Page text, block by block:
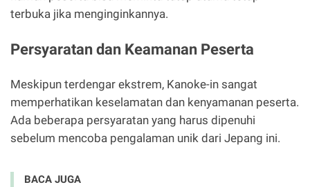
terbuka jika menginginkannya.
Persyaratan dan Keamanan Peserta
Meskipun terdengar ekstrem, Kanoke-in sangat
memperhatikan keselamatan dan kenyamanan peserta.
Ada beberapa persyaratan yang harus dipenuhi
sebelum mencoba pengalaman unik dari Jepang ini.
BACA JUGA